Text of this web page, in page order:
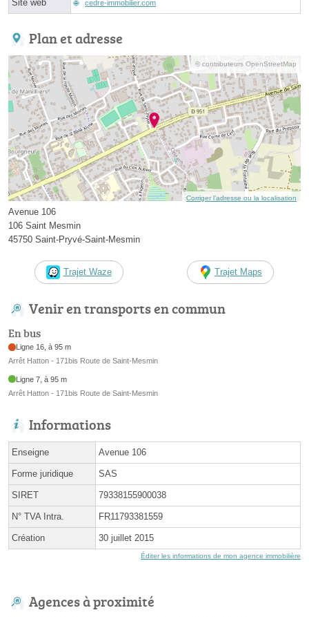
Site web cedre-immobilier.com
Plan et adresse
© contributeurs OpenStreetMap
Corriger l’adresse ou la localisation
Avenue 106
106 Saint Mesmin
45750 Saint-Pryvé-Saint-Mesmin
Trajet Waze Trajet Maps
Venir en transports en commun
En bus
Ligne 16, à 95 m
Arrêt Hatton - 171bis Route de Saint-Mesmin
Ligne 7, à 95 m
Arrêt Hatton - 171bis Route de Saint-Mesmin
Informations
Enseigne Avenue 106
Forme juridique SAS
SIRET 79338155900038
N° TVA Intra. FR11793381559
Création 30 juillet 2015
Éditer les informations de mon agence immobilière
Agences à proximité